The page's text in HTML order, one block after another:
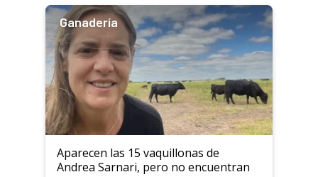
Ganadería
Aparecen las 15 vaquillonas de
Andrea Sarnari, pero no encuentran